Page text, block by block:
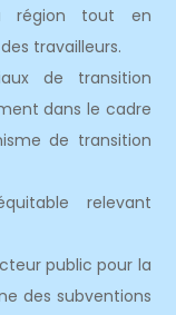
région tout en
travailleurs.
de transition
dans le cadre
de transition
relevant
public pour la
des subventions